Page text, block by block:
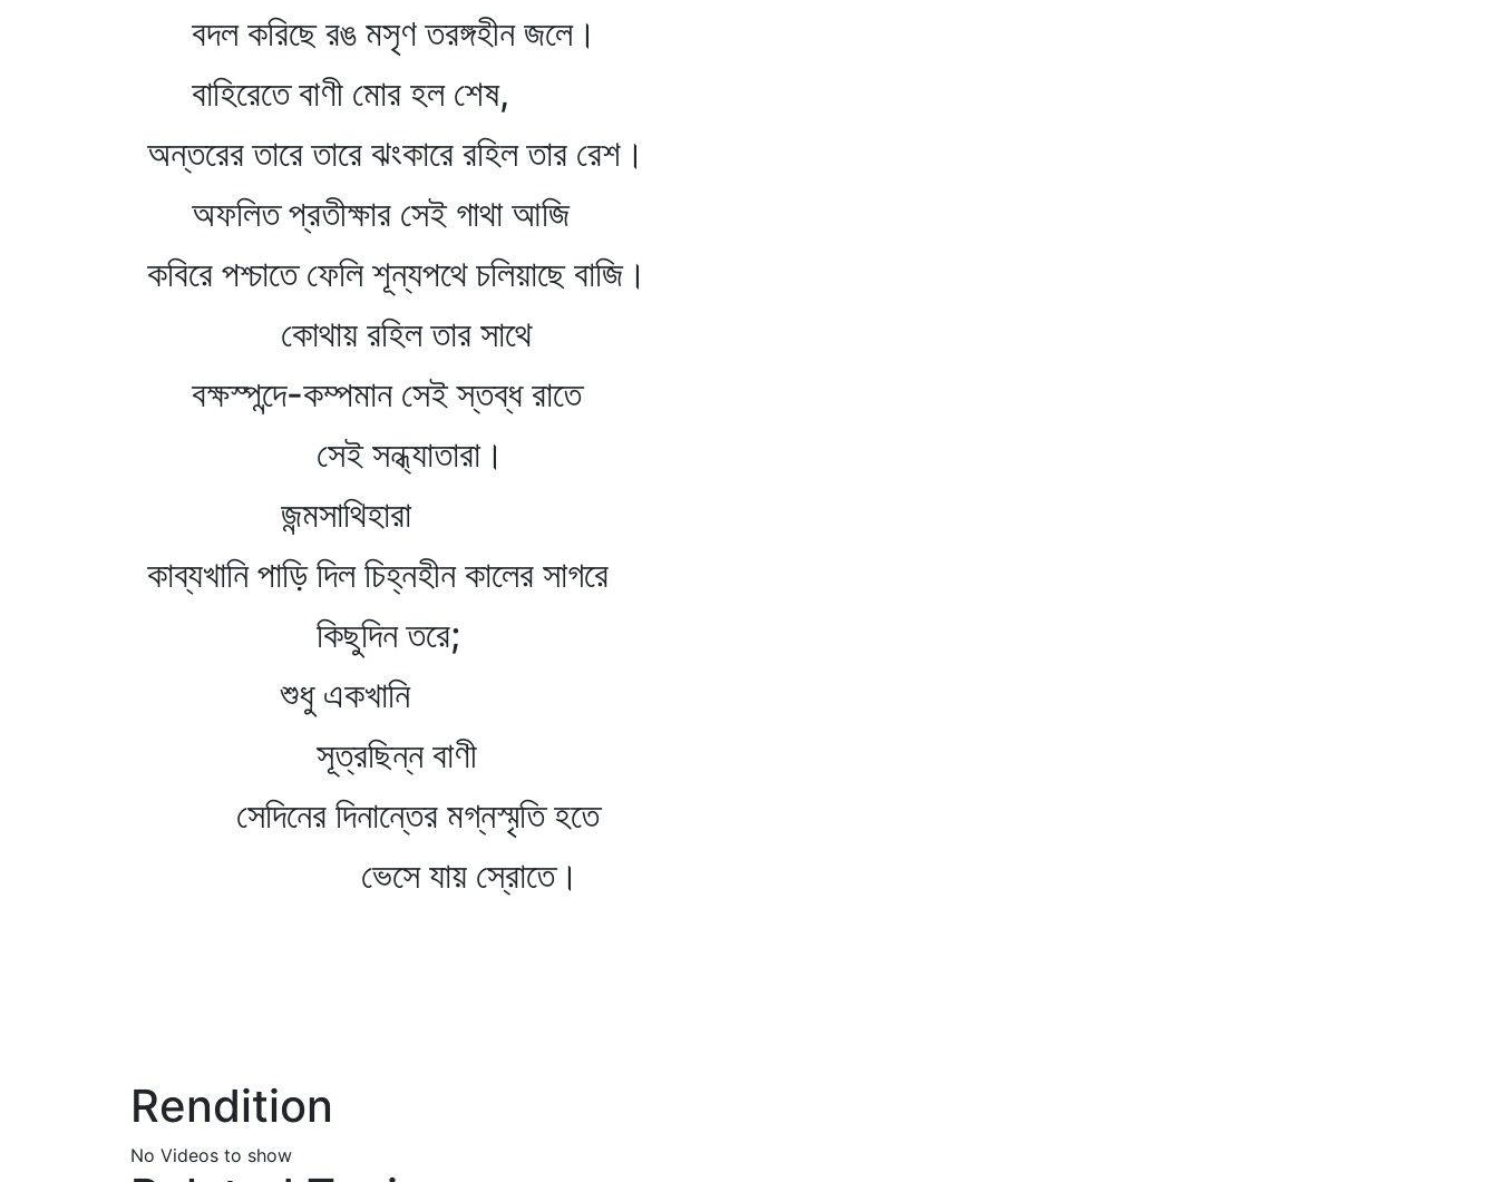
বদল করিছে রঙ মসৃণ তরঙ্গহীন জলে।
বাহিরেতে বাণী মোর হল শেষ,
অন্তরের তারে তারে ঝংকারে রহিল তার রেশ।
অফলিত প্রতীক্ষার সেই গাথা আজি
কবিরে পশ্চাতে ফেলি শূন্যপথে চলিয়াছে বাজি।
কোথায় রহিল তার সাথে
বক্ষস্পন্দে-কম্পমান সেই স্তব্ধ রাতে
সেই সন্ধ্যাতারা।
জন্মসাথিহারা
কাব্যখানি পাড়ি দিল চিহ্নহীন কালের সাগরে
কিছুদিন তরে;
শুধু একখানি
সূত্রছিন্ন বাণী
সেদিনের দিনান্তের মগ্নস্মৃতি হতে
ভেসে যায় স্রোতে।
Rendition
No Videos to show